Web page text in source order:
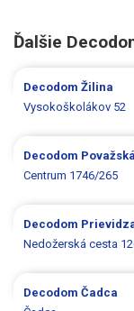
Ďalšie
DecodomŽilina
Vysokoškolákov 52
Decodom
Centrum 1746/265
Decodom
Nedožerská cesta
DecodomČadca